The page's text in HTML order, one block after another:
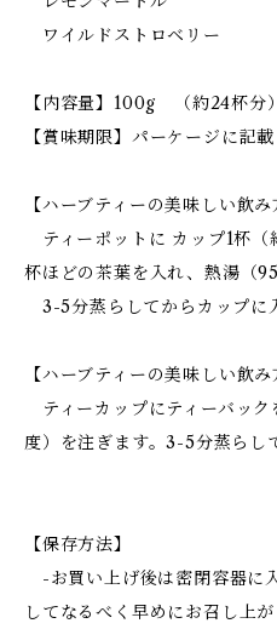
ワイルドストロベリー
【内容量】100g （約24杯分）
【賞味期限】パーケージに記載
【ハーブティーの美味しい飲み
ティーポットに カップ1杯
杯ほどの茶葉を入れ、熱湯（
3-5分蒸らしてからカップに
【ハーブティーの美味しい飲
ティーカップにティーバッ
度）を注ぎます。3-5分蒸らし
【保存方法】
-お買い上げ後は密閉容器に
してなるべく早めにお召し上が